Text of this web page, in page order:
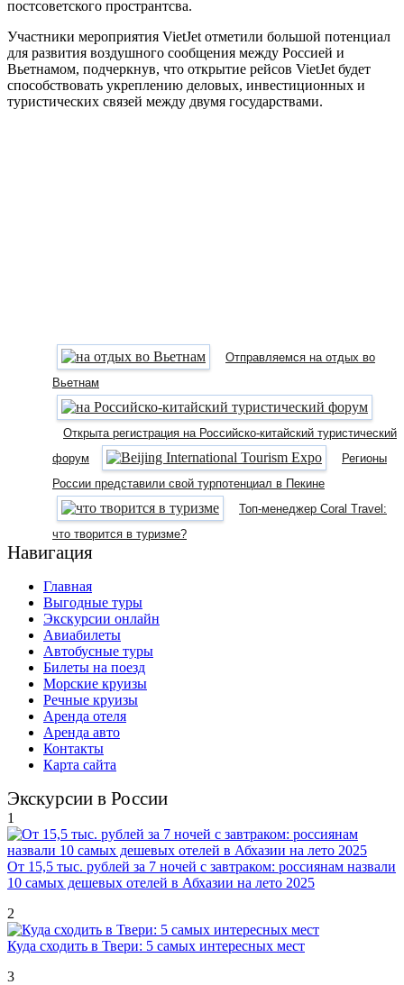
постсоветского пространтсва.
Участники мероприятия VietJet отметили большой потенциал
для развития воздушного сообщения между Россией и
Вьетнамом, подчеркнув, что открытие рейсов VietJet будет
способствовать укреплению деловых, инвестиционных и
туристических связей между двумя государствами.
Отправляемся на отдых во
Вьетнам
Открыта регистрация на Российско-китайский туристический
форум
Регионы
России представили свой турпотенциал в Пекине
Топ-менеджер Coral Travel:
что творится в туризме?
Навигация
Главная
Выгодные туры
Экскурсии онлайн
Авиабилеты
Автобусные туры
Билеты на поезд
Морские круизы
Речные круизы
Аренда отеля
Аренда авто
Контакты
Карта сайта
Экскурсии в России
1
От 15,5 тыс. рублей за 7 ночей с завтраком: россиянам назвали
10 самых дешевых отелей в Абхазии на лето 2025
2
Куда сходить в Твери: 5 самых интересных мест
3